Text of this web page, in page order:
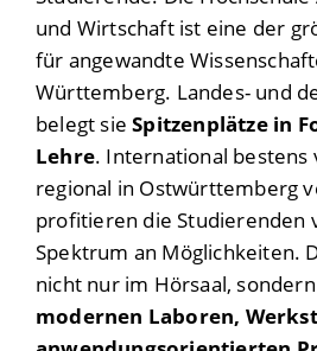
und Wirtschaft ist eine der
für angewandte
Württemberg. Landes- und
belegt sieSpitzenplätze in
Lehre. International bestens
regional in Ostwürttemberg
profitieren die Studierenden
Spektrum an Möglichkeiten.
nicht nur im Hörsaal,
modernen Laboren,